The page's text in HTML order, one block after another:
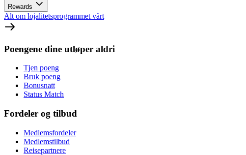
Rewards
Alt om lojalitetsprogrammet vårt
Poengene dine utløper aldri
Tjen poeng
Bruk poeng
Bonusnatt
Status Match
Fordeler og tilbud
Medlemsfordeler
Medlemstilbud
Reisepartnere